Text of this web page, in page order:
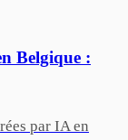
Belgique :
par IA en